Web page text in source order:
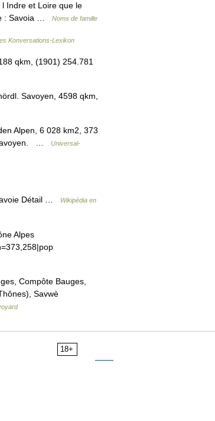
Indre et Loire que le
: Savoia …
Noms de famille
Konversations-Lexikon
qkm, (1901) 254.781
Savoyen, 4598 qkm,
Alpen, 6 028 km2, 373
…
Universal-
Détail …
Wikipédia en
Alpes
Compôte Bauges,
Savwè
18+